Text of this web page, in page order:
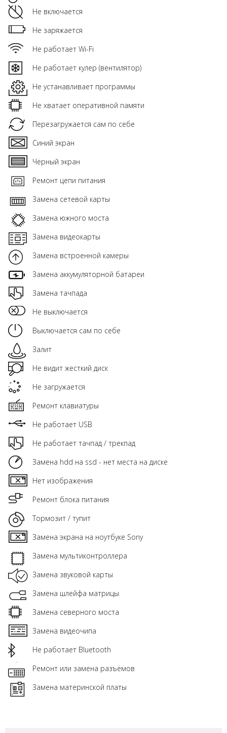
Не включается
Не заряжается
Не работает Wi-Fi
Не работает кулер (вентилятор)
Не устанавливает программы
Не хватает оперативной памяти
Перезагружается сам по себе
Синий экран
Чёрный экран
Ремонт цепи питания
Замена сетевой карты
Замена южного моста
Замена видеокарты
Замена встроенной камеры
Замена аккумуляторной батареи
Замена тачпада
Не выключается
Выключается сам по себе
Залит
Не видит жесткий диск
Не загружается
Ремонт клавиатуры
Не работает USB
Не работает тачпад / трекпад
Замена hdd на ssd - нет места на диске
Нет изображения
Ремонт блока питания
Тормозит / тупит
Замена экрана на ноутбуке Sony
Замена мультиконтроллера
Замена звуковой карты
Замена шлейфа матрицы
Замена северного моста
Замена видеочипа
Не работает Bluetooth
Ремонт или замена разъёмов
Замена материнской платы